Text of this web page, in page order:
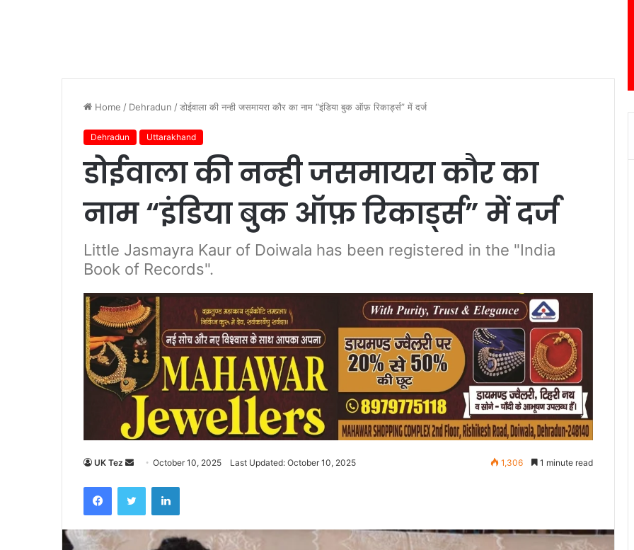
Home / Dehradun /डोईवाला की नन्ही जसमायरा कौर का नाम “इंडिया बुक ऑफ़ रिकार्ड्स” में दर्ज
Dehradun Uttarakhand
डोईवाला की नन्ही जसमायरा कौर का
नाम “इंडिया बुक ऑफ़ रिकार्ड्स” में दर्ज
Little Jasmayra Kaur of Doiwala has been registered in the "India
Book of Records".
UK Tez
n
d
a
October 10, 2025 Last Updated: October 10, 2025 1,306 1 minute read